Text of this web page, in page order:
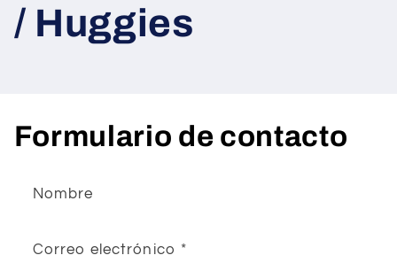
/ Huggies
Formulario de contacto
Nombre
Correo electrónico *